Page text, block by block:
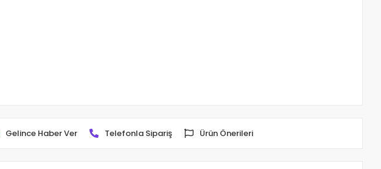
Gelince Haber Ver Telefonla Sipariş Ürün Önerileri